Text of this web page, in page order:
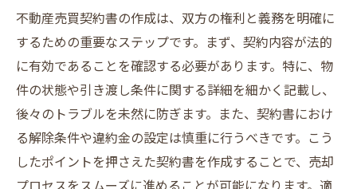
不動産売買契約書の作成は、双方の権利と義務を明確に
するための重要なステップです。まず、契約内容が法的
に有効であることを確認する必要があります。特に、物
件の状態や引き渡し条件に関する詳細を細かく記載し、
後々のトラブルを未然に防ぎます。また、契約書におけ
る解除条件や違約金の設定は慎重に行うべきです。こう
したポイントを押さえた契約書を作成することで、売却